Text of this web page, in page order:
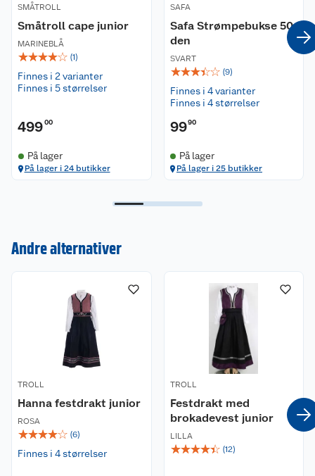
SMÅTROLL
Småtroll cape junior
MARINEBLÅ
☆☆☆☆☆ (1)
Finnes i 2 varianter
Finnes i 5 størrelser
49900
På lager
På lager i 24 butikker
SAFA
Safa Strømpebukse 50
den
SVART
☆☆☆☆☆ (9)
Finnes i 4 varianter
Finnes i 4 størrelser
9990
På lager
På lager i 25 butikker
Andre alternativer
TROLL
Hanna festdrakt junior
ROSA
☆☆☆☆☆ (6)
Finnes i 4 størrelser
TROLL
Festdrakt med
brokadevest junior
LILLA
☆☆☆☆☆ (12)
Våre butikker
Våre merkevarer
Coop kjeder
Ledige stillinger
Kundeservice
Angre- og returrett
Reklamasjon og garanti
Ofte stilte spørsmål
Betalingsalternativer
Leveringsalternativer
Åpent kjøp